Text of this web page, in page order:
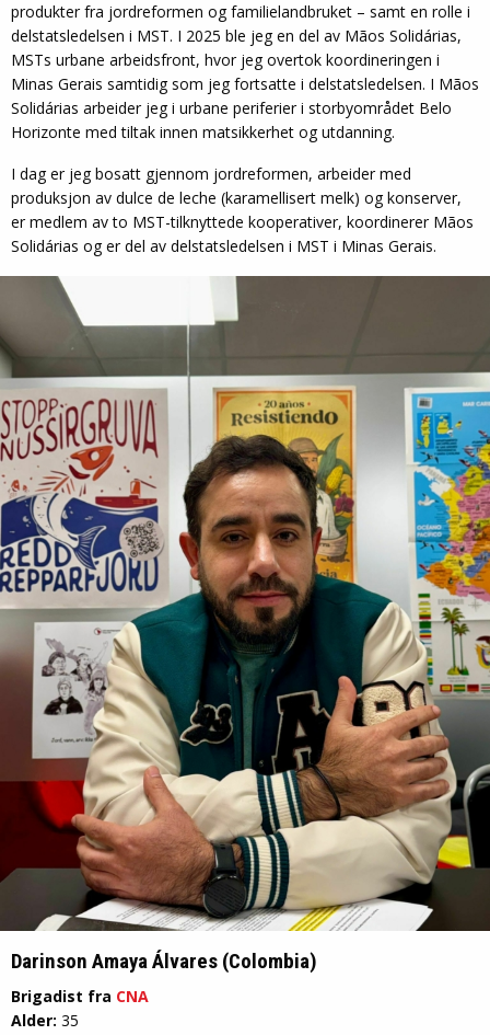
produkter fra jordreformen og familielandbruket – samt en rolle i
delstatsledelsen i MST. I 2025 ble jeg en del av Mãos Solidárias,
MSTs urbane arbeidsfront, hvor jeg overtok koordineringen i
Minas Gerais samtidig som jeg fortsatte i delstatsledelsen. I Mãos
Solidárias arbeider jeg i urbane periferier i storbyområdet Belo
Horizonte med tiltak innen matsikkerhet og utdanning.
I dag er jeg bosatt gjennom jordreformen, arbeider med
produksjon av dulce de leche (karamellisert melk) og konserver,
er medlem av to MST-tilknyttede kooperativer, koordinerer Mãos
Solidárias og er del av delstatsledelsen i MST i Minas Gerais.
Darinson Amaya Álvares (Colombia)
Brigadist fra CNA
Alder: 35